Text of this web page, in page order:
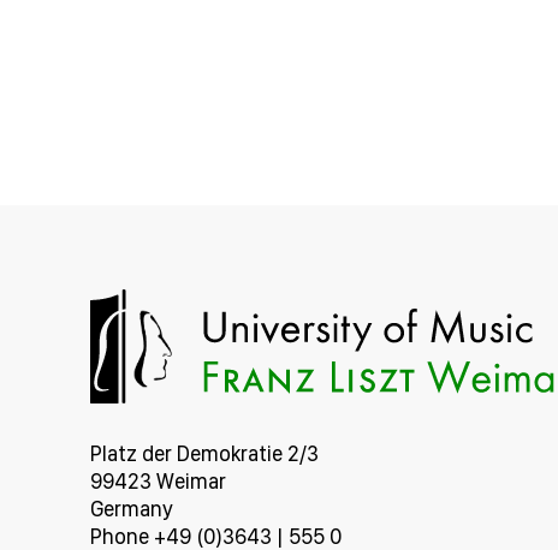
Platz der Demokratie 2/3
99423 Weimar
Germany
Phone +49 (0)3643 | 555 0